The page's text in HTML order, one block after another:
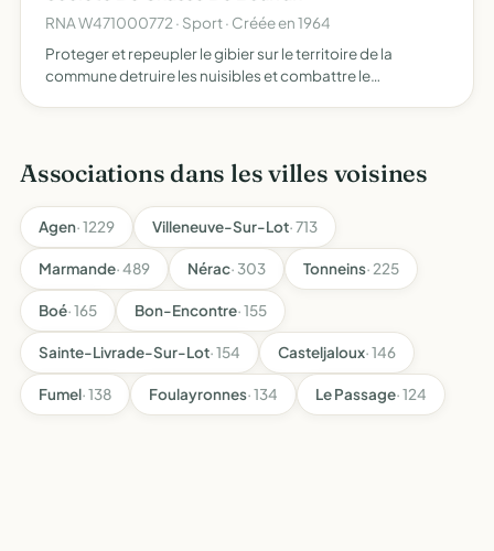
RNA W471000772 · Sport · Créée en 1964
Proteger et repeupler le gibier sur le territoire de la
commune detruire les nuisibles et combattre le
Associations dans les villes voisines
Agen· 1229 Villeneuve-Sur-Lot· 713
Marmande· 489 Nérac· 303 Tonneins· 225
Boé· 165 Bon-Encontre· 155
Sainte-Livrade-Sur-Lot· 154 Casteljaloux· 146
Fumel· 138 Foulayronnes· 134 Le Passage· 124